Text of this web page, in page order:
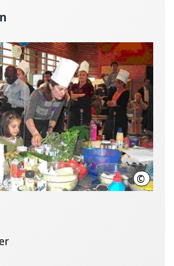
© LHH